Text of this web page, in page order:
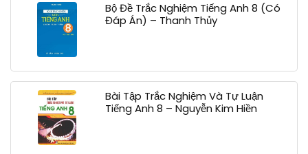
Bộ Đề Trắc Nghiệm Tiếng Anh 8 (Có
Đáp Án) – Thanh Thủy
Bài Tập Trắc Nghiệm Và Tự Luận
Tiếng Anh 8 – Nguyễn Kim Hiền